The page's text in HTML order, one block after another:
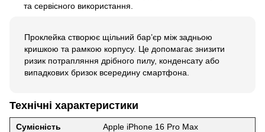
та сервісного використання.
Проклейка створює щільний бар’єр між задньою
кришкою та рамкою корпусу. Це допомагає знизити
ризик потрапляння дрібного пилу, конденсату або
випадкових бризок всередину смартфона.
Технічні характеристики
Сумісність
Apple iPhone 16 Pro Max